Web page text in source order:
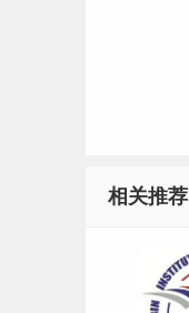
相关推荐